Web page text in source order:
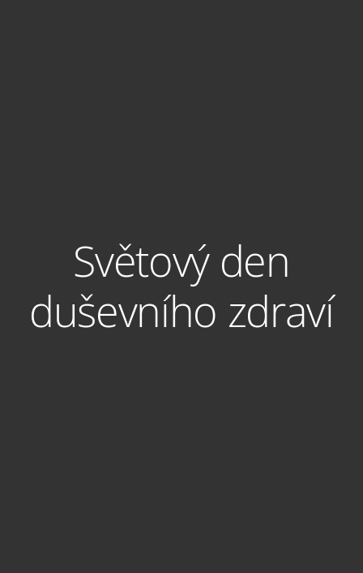
Světový den
duševního zdraví